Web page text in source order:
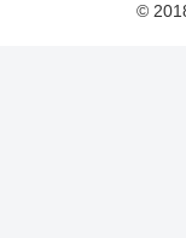
©